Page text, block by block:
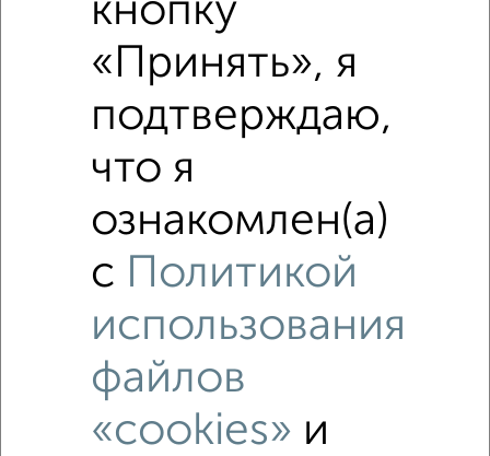
Фотографии
ЖК Дом на Енисейской
кнопку
«Принять», я
подтверждаю,
что я
ознакомлен(а)
с
Политикой
использования
файлов
«cookies» и